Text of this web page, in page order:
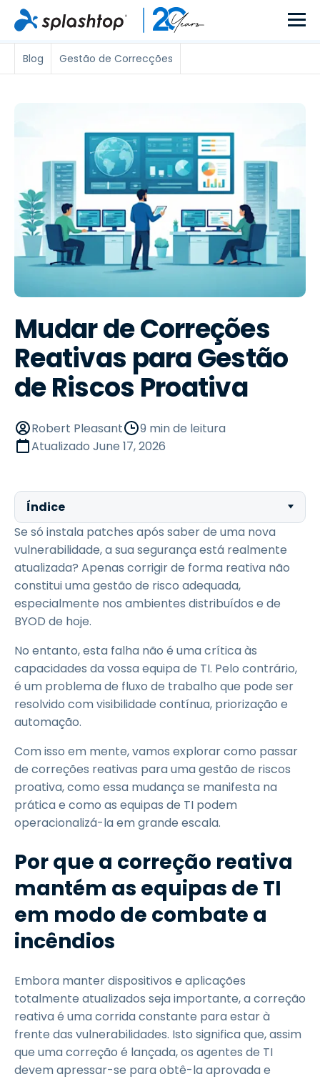
Blog Gestão de Correcções
Mudar de Correções
Reativas para Gestão
de Riscos Proativa
Robert Pleasant
9 min de leitura
Atualizado June 17, 2026
Índice
Se só instala patches após saber de uma nova
vulnerabilidade, a sua segurança está realmente
atualizada? Apenas corrigir de forma reativa não
constitui uma gestão de risco adequada,
especialmente nos ambientes distribuídos e de
BYOD de hoje.
No entanto, esta falha não é uma crítica às
capacidades da vossa equipa de TI. Pelo contrário,
é um problema de fluxo de trabalho que pode ser
resolvido com visibilidade contínua, priorização e
automação.
Com isso em mente, vamos explorar como passar
de correções reativas para uma gestão de riscos
proativa, como essa mudança se manifesta na
prática e como as equipas de TI podem
operacionalizá-la em grande escala.
Por que a correção reativa
mantém as equipas de TI
em modo de combate a
incêndios
Embora manter dispositivos e aplicações
totalmente atualizados seja importante, a correção
reativa é uma corrida constante para estar à
frente das vulnerabilidades. Isto significa que, assim
que uma correção é lançada, os agentes de TI
devem apressar-se para obtê-la aprovada e